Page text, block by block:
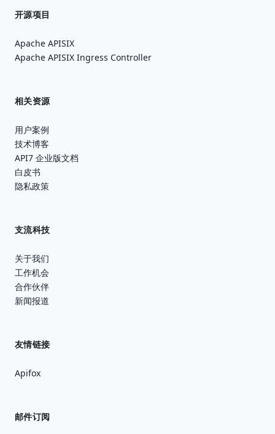
开源项目
Apache APISIX
Apache APISIX Ingress Controller
相关资源
用户案例
技术博客
API7 企业版文档
白皮书
隐私政策
支流科技
关于我们
工作机会
合作伙伴
新闻报道
友情链接
Apifox
邮件订阅